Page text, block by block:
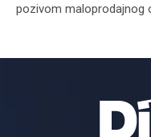
pozivom maloprodajnog